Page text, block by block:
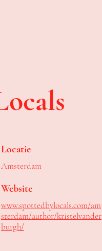
Locatie
Amsterdam
Website
www.spottedbylocals.com/am
sterdam/author/kristelvander
burgh/